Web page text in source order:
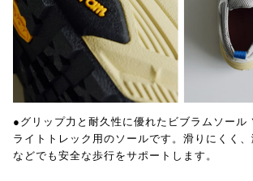
●グリップ力と耐久性に優れたビブラムソー
ライトトレック用のソールです。滑りにくく
などでも安全な歩行をサポートします。